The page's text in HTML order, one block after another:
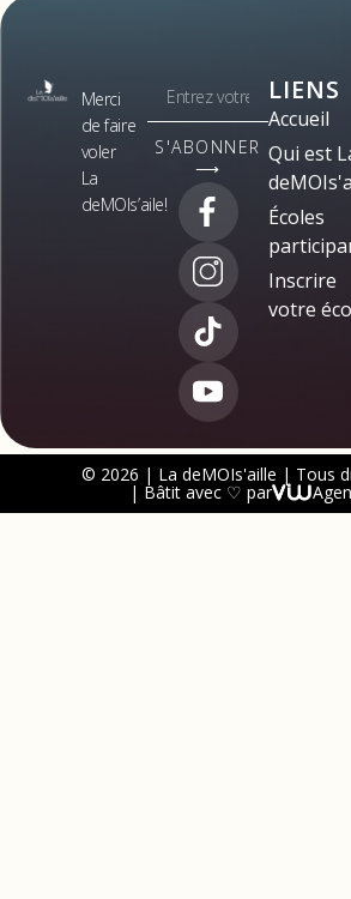
Merci
de faire
voler
La
deMOIs’aile!
S'ABONNER
⟶
LIENS
Accueil
Qui est
Écoles
Inscrire
votre
© 2026 | La deMOIs'aille | Tous
| Bâtit avec ♡ par